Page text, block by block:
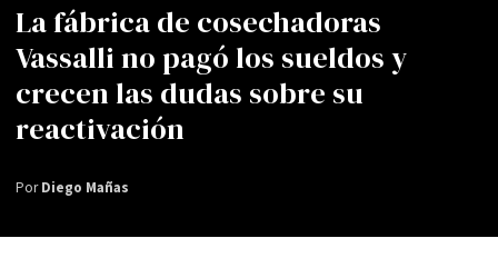
La fábrica de cosechadoras
Vassalli no pagó los sueldos y
crecen las dudas sobre su
reactivación
PorDiego Mañas